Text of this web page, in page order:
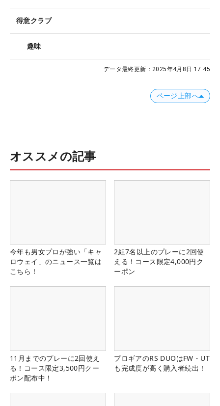
得意クラブ
趣味
データ最終更新： 2025年4月8日 17:45
ページ上部へ
オススメの記事
今年も男女プロが強い「キャ
ロウェイ」のニュース一覧は
こちら！
2組7名以上のプレーに2回使
える！コース限定4,000円ク
ーポン
11月までのプレーに2回使え
る！コース限定3,500円クー
ポン配布中！
プロギアのRS DUOはFW・UT
も完成度が高く購入者続出！